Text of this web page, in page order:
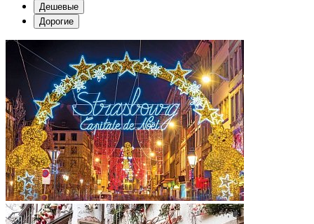
Дешевые
Дорогие